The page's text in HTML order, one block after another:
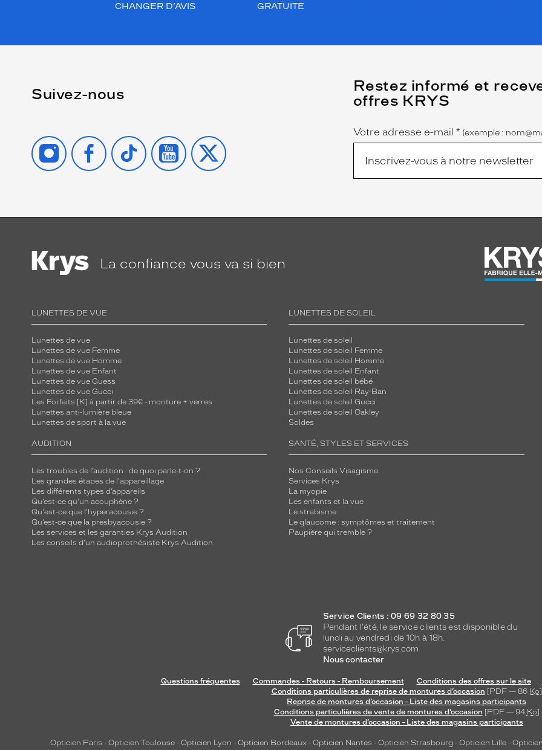
CHANGER D’AVIS
GRATUITE
Suivez-nous
INSTAGRAMFACEBOOK
TIKTOK YOUTUBE
X
Restez informé et
offres KRYS
Name
Votre adresse e-mail *
(Ce
champ
est
obligatoire)
(exemple :
La confiance vous va si bien
LUNETTES DE VUE
Lunettes de vue
Lunettes de vue Femme
Lunettes de vue Homme
Lunettes de vue Enfant
Lunettes de vue Guess
Lunettes de vue Gucci
Les Forfaits [K] à partir de 39€ - monture + verres
Lunettes anti-lumière bleue
Lunettes de sport à la vue
LUNETTES DE SOLEIL
Lunettes de soleil
Lunettes de soleil Femme
Lunettes de soleil Homme
Lunettes de soleil Enfant
Lunettes de soleil bébé
Lunettes de soleil Ray-Ban
Lunettes de soleil Gucci
Lunettes de soleil Oakley
Soldes
AUDITION
Les troubles de l’audition : de quoi parle-t-on ?
Les grandes étapes de l'appareillage
Les différents types d’appareils
Qu’est-ce qu'un acouphène ?
Qu'est-ce que l'hyperacousie ?
Qu’est-ce que la presbyacousie ?
Les services et les garanties Krys Audition
Les conseils d'un audioprothésiste Krys Audition
SANTÉ, STYLES ET SERVICES
Nos Conseils Visagisme
Services Krys
La myopie
Les enfants et la vue
Le strabisme
Le glaucome : symptômes et traitement
Paupière qui tremble ?
Service Clients : 09 69 32 80 35
Pendant l'été, le service clients est disponible du
lundi au vendredi de 10h à 18h.
serviceclients@krys.com
Nous contacter
Questions fréquentes Commandes - Retours - Remboursement Conditions des offres sur le site
Conditions particulières de reprise de montures d’occasion [PDF — 86 Ko]
Reprise de montures d’occasion - Liste des magasins participants
Conditions particulières de vente de montures d’occasion [PDF — 94 Ko]
Vente de montures d’occasion - Liste des magasins participants
Opticien Paris - Opticien Toulouse - Opticien Lyon - Opticien Bordeaux - Opticien Nantes - Opticien Strasbourg - Opticien Lille -